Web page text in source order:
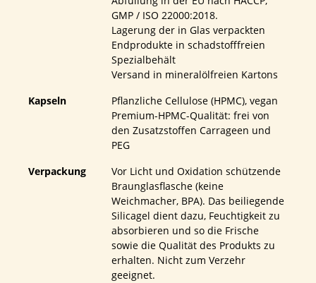
GMP / ISO 22000:2018.
Lagerung der in Glas verpackten
Endprodukte in schadstofffreien
Spezialbehält
Versand in mineralölfreien Kartons
Kapseln
Pflanzliche Cellulose (HPMC), vegan
Premium-HPMC-Qualität: frei von
den Zusatzstoffen Carrageen und
PEG
Verpackung
Vor Licht und Oxidation schützende
Braunglasflasche (keine
Weichmacher, BPA). Das beiliegende
Silicagel dient dazu, Feuchtigkeit zu
absorbieren und so die Frische
sowie die Qualität des Produkts zu
erhalten. Nicht zum Verzehr
geeignet.